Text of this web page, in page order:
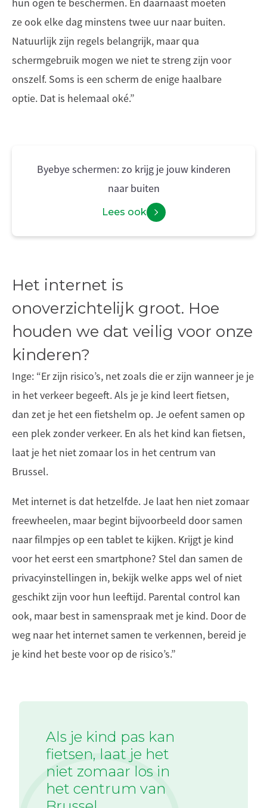
hun ogen te beschermen. En daarnaast moeten
ze ook elke dag minstens twee uur naar buiten.
Natuurlijk zijn regels belangrijk, maar qua
schermgebruik mogen we niet te streng zijn voor
onszelf. Soms is een scherm de enige haalbare
optie. Dat is helemaal oké.”
Byebye schermen: zo krijg je jouw kinderen
naar buiten
Lees ook
Het internet is
onoverzichtelijk groot. Hoe
houden we dat veilig voor onze
kinderen?
Inge: “Er zijn risico’s, net zoals die er zijn wanneer je je
in het verkeer begeeft. Als je je kind leert fietsen,
dan zet je het een fietshelm op. Je oefent samen op
een plek zonder verkeer. En als het kind kan fietsen,
laat je het niet zomaar los in het centrum van
Brussel.
Met internet is dat hetzelfde. Je laat hen niet zomaar
freewheelen, maar begint bijvoorbeeld door samen
naar filmpjes op een tablet te kijken. Krijgt je kind
voor het eerst een smartphone? Stel dan samen de
privacyinstellingen in, bekijk welke apps wel of niet
geschikt zijn voor hun leeftijd. Parental control kan
ook, maar best in samenspraak met je kind. Door de
weg naar het internet samen te verkennen, bereid je
je kind het beste voor op de risico’s.”
Als je kind pas kan
fietsen, laat je het
niet zomaar los in
het centrum van